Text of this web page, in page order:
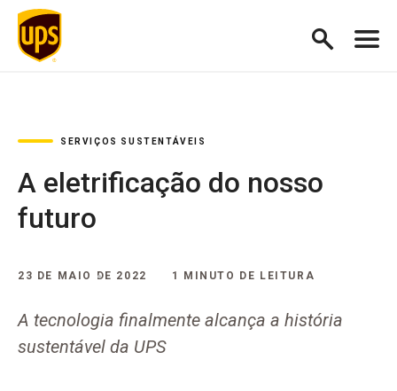
SERVIÇOS SUSTENTÁVEIS
A eletrificação do nosso
futuro
23 DE MAIO DE 2022 1 MINUTO DE LEITURA
A tecnologia finalmente alcança a história
sustentável da UPS